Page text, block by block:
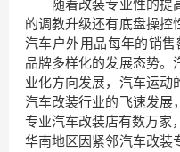
随着改装专业性的提
的调教升级还有底盘操控
汽车户外用品每年的销
品牌多样化的发展态势。
业化方向发展，汽车运动
汽车改装行业的飞速发展
专业汽车改装店有数万家
华南地区因紧邻汽车改装